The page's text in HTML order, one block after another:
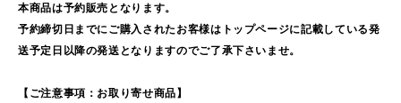
本商品は予約販売となります。
予約締切日までにご購入されたお客様はトップページに記載している発
送予定日以降の発送となりますのでご了承下さいませ。
【ご注意事項：お取り寄せ商品】